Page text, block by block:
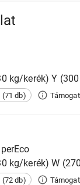
kg/kerék) Y
(71 db)
kg/kerék) W
(72 db)